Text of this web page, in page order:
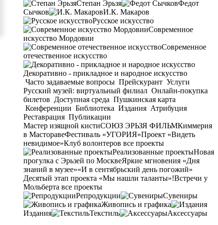
Степан Эрьзя
Федот
Сычков
И.К. Макаров
Русское искусство
Современное
искусство Мордовии
Современное
отечественное искусство
Декоративно - прикладное и народное искусство
Часто задаваемые вопросы Прейскурант Услуги
Русский музей: виртуальный филиал Онлайн-покупка
билетов Доступная среда Пушкинская карта
Конференции Библиотека Издания Атрибуция
Реставрация Публикации
Мастер изящной кистиСОЮЗ ЭРЬЗЯ ФИЛЬМКиммерия
в МасторавеФестиваль «УГОРИЯ»Проект «Видеть
невидимое»Клуб волонтеров все проекты
Реализованные проектыНовая
прогулка с Эрьзей по МосквеЯркие мгновения «Дня
знаний в музее»«И в сентябрьский день погожий»
Десятый этап проекта «Мы нашли таланты»!Встречи у
Мольберта все проекты
Репродукции
Сувениры
Живопись и графика
Издания
Текстиль Аксессуары